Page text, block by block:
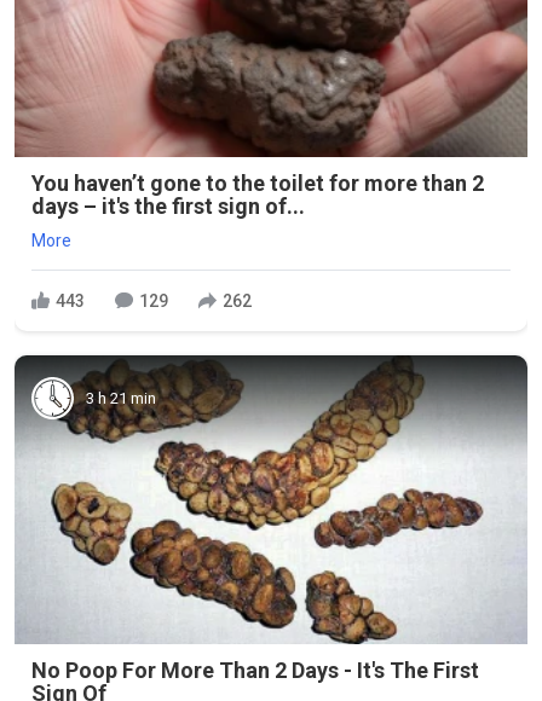
You haven’t gone to the toilet for more than 2
days – it's the first sign of...
More
443 129 262
3 h 21 min
No Poop For More Than 2 Days - It's The First
Sign Of